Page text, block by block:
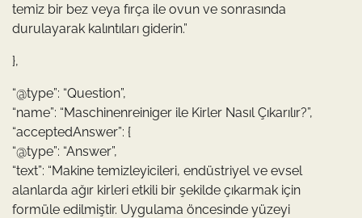
temiz bir bez veya fırça ile ovun ve sonrasında
durulayarak kalıntıları giderin.”
},
“@type”: “Question”,
“name”: “Maschinenreiniger ile Kirler Nasıl Çıkarılır?”,
“acceptedAnswer”: {
“@type”: “Answer”,
“text”: “Makine temizleyicileri, endüstriyel ve evsel
alanlarda ağır kirleri etkili bir şekilde çıkarmak için
formüle edilmiştir. Uygulama öncesinde yüzeyi